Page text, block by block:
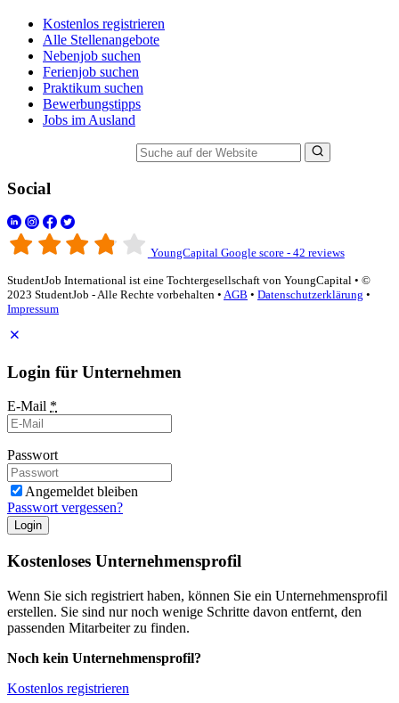
Kostenlos registrieren
Alle Stellenangebote
Nebenjob suchen
Ferienjob suchen
Praktikum suchen
Bewerbungstipps
Jobs im Ausland
Social
YoungCapital Google score - 42 reviews
StudentJob International ist eine Tochtergesellschaft von YoungCapital • ©
2023 StudentJob - Alle Rechte vorbehalten • AGB • Datenschutzerklärung •
Impressum
Login für Unternehmen
E-Mail *
Passwort
Angemeldet bleiben
Passwort vergessen?
Login
Kostenloses Unternehmensprofil
Wenn Sie sich registriert haben, können Sie ein Unternehmensprofil
erstellen. Sie sind nur noch wenige Schritte davon entfernt, den
passenden Mitarbeiter zu finden.
Noch kein Unternehmensprofil?
Kostenlos registrieren